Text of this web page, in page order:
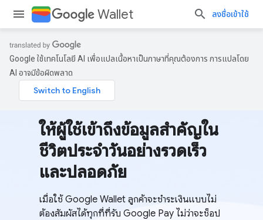
Wallet ลงชื่อเข้าใช้
Google ใช้เทคโนโลยี AI เพื่อแปลเนื้อหาเป็นภาษาที่คุณต้องการ การแปลโดย
AI อาจมีข้อผิดพลาด
ให้ผู้ใช้เข้าถึงข้อมูลสำคัญใน
ชีวิตประจำวันอย่างรวดเร็ว
และปลอดภัย
เมื่อใช้ Google Wallet ลูกค้าจะชำระเงินแบบไม่
ต้องสัมผัสได้ทุกที่ที่รับ Google Pay ไม่ว่าจะช็อป